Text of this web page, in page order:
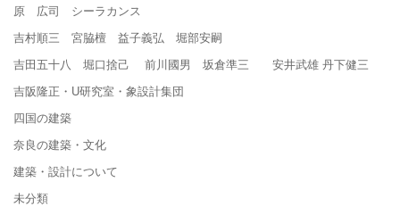
原 広司 シーラカンス
吉村順三 宮脇檀 益子義弘 堀部安嗣
吉田五十八 堀口捨己 前川國男 坂倉準三 安井武雄 丹下健三
吉阪隆正・U研究室・象設計集団
四国の建築
奈良の建築・文化
建築・設計について
未分類